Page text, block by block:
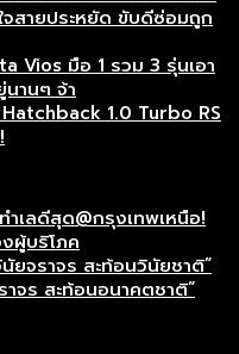
จสายประหยัด ขับดีซ่อมถูก
Vios มือ 1 รวม 3 รุ่นเอา
นานๆ จ้า
1.0 Turbo RS
ำเลดีสุด@กรุงเทพเหนือ!
ผู้บริโภค
ยจราจร สะท้อนวินัยชาติ”
จร สะท้อนอนาคตชาติ”